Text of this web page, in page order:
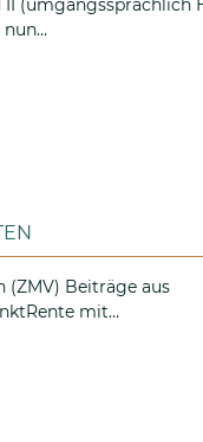
II (umgangssprachlich
nun…
(ZMV) Beiträge aus
mit…